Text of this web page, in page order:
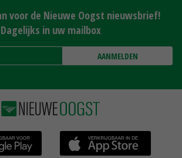
voor de Nieuwe Oogst nieuwsbrief!
Dagelijks in uw mailbox
AANMELDEN